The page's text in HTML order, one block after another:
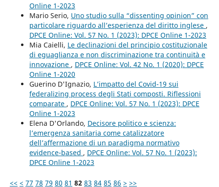
Online 1-2023
Mario Serio, Uno studio sulla “dissenting opinion” con
particolare riguardo all’esperienza del diritto inglese ,
DPCE Online: Vol. 57 No. 1 (2023): DPCE Online 1-2023
Mia Caielli, Le declinazioni del principio costituzionale
di eguaglianza e non discriminazione tra continuità e
innovazione , DPCE Online: Vol. 42 No. 1 (2020): DPCE
Online 1-2020
Guerino D'Ignazio, L’impatto del Covid-19 sui
federalizing process degli Stati composti. Riflessioni
comparate , DPCE Online: Vol. 57 No. 1 (2023): DPCE
Online 1-2023
Elena D'Orlando, Decisore politico e scienza:
l’emergenza sanitaria come catalizzatore
dell’affermazione di un paradigma normativo
evidence-based , DPCE Online: Vol. 57 No. 1 (2023):
DPCE Online 1-2023
<< < 77 78 79 80 81 82 83 84 85 86 > >>